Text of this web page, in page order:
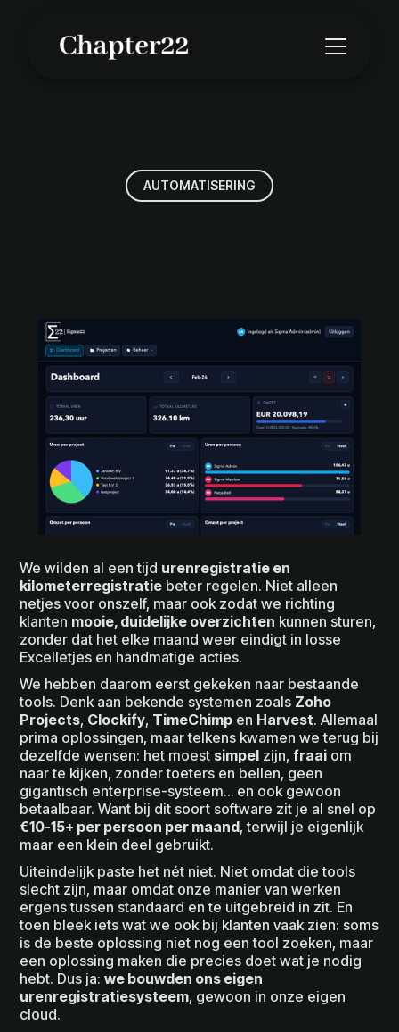
AUTOMATISERING
We wilden al een tijd urenregistratie en
kilometerregistratie beter regelen. Niet alleen
netjes voor onszelf, maar ook zodat we richting
klanten mooie, duidelijke overzichten kunnen sturen,
zonder dat het elke maand weer eindigt in losse
Excelletjes en handmatige acties.
We hebben daarom eerst gekeken naar bestaande
tools. Denk aan bekende systemen zoals Zoho
Projects, Clockify, TimeChimp en Harvest. Allemaal
prima oplossingen, maar telkens kwamen we terug bij
dezelfde wensen: het moest simpel zijn,fraai om
naar te kijken, zonder toeters en bellen, geen
gigantisch enterprise-systeem… en ook gewoon
betaalbaar. Want bij dit soort software zit je al snel op
€10-15+ per persoon per maand, terwijl je eigenlijk
maar een klein deel gebruikt.
Uiteindelijk paste het nét niet. Niet omdat die tools
slecht zijn, maar omdat onze manier van werken
ergens tussen standaard en te uitgebreid in zit. En
toen bleek iets wat we ook bij klanten vaak zien: soms
is de beste oplossing niet nog een tool zoeken, maar
een oplossing maken die precies doet wat je nodig
hebt. Dus ja:we bouwden ons eigen
urenregistratiesysteem, gewoon in onze eigen
cloud.